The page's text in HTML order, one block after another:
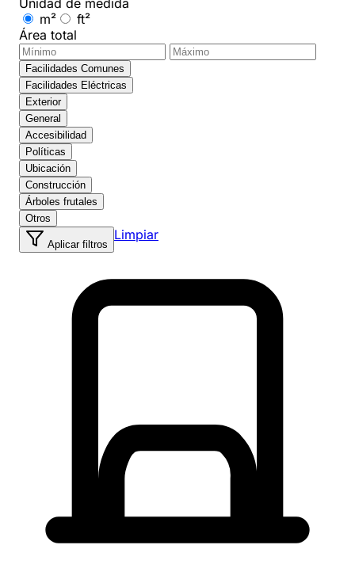
Unidad de medida
m²
ft²
Área total
Facilidades Comunes
Facilidades Eléctricas
Exterior
General
Accesibilidad
Políticas
Ubicación
Construcción
Árboles frutales
Otros
Aplicar filtros
Limpiar